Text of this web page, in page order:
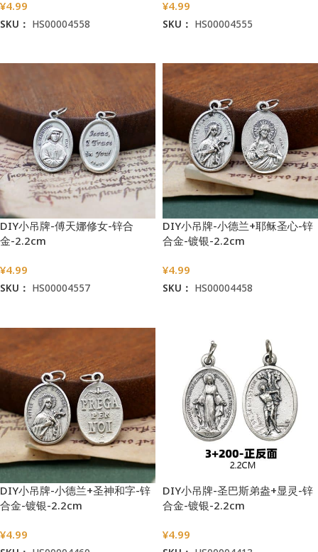
¥4.99
SKU： HS00004558
¥4.99
SKU： HS00004555
DIY小吊牌-傅天娜修女-锌合
金-2.2cm
¥4.99
SKU： HS00004557
DIY小吊牌-小德兰+耶稣圣心-锌
合金-镀银-2.2cm
¥4.99
SKU： HS00004458
DIY小吊牌-小德兰+圣神和字-锌
合金-镀银-2.2cm
¥4.99
DIY小吊牌-圣巴斯弟盎+显灵-锌
合金-镀银-2.2cm
¥4.99